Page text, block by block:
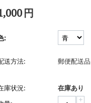
円
:
送方法: 郵便配送品
庫状況:
在庫あり
+